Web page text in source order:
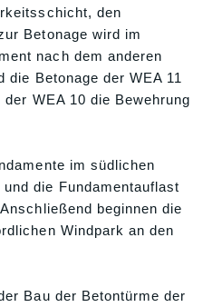
den
Betonage wird im
nach dem anderen
die Betonage der WEA 11
WEA 10 die Bewehrung
im südlichen
die Fundamentauflast
beginnen die
Windpark an den
Bau der Betontürme der